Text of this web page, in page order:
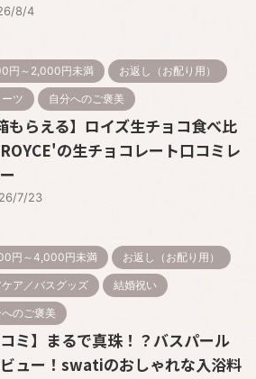
8/4
円～2,000円未満 お返し（お配り用）
ツ 自分へのご褒美
もらえる】ロイズ生チョコ食べ比
の生チョコレート口コミレ
7/23
円～4,000円未満 お返し（お配り用）
ア／バスグッズ 結婚祝い
のご褒美
コミ】まるで真珠！？バスパール
ュー！swatiのおしゃれな入浴料